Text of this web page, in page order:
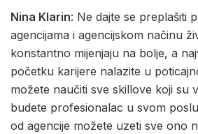
Nina Klarin: Ne dajte se preplašiti
agencijama i agencijskom načinu
konstantno mijenjaju na bolje, a
početku karijere nalazite u
možete naučiti sve skillove koji su
budete profesionalac u svom
od agencije možete uzeti sve ono